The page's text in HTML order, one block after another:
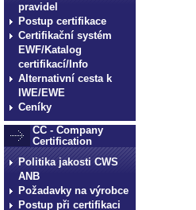
pravidel
Postup certifikace
Certifikační systém
EWF/Katalog
certifikací/Info
Alternativní cesta k
IWE/EWE
Ceníky
CC - Company
Certification
Politika jakosti CWS
ANB
Požadavky na výrobce
Postup při certifikaci